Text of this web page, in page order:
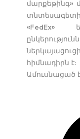
մարքեթինգ»
տնտեսագետի
«FedEx»
հիմնադիրն է։
Ամուսնացած